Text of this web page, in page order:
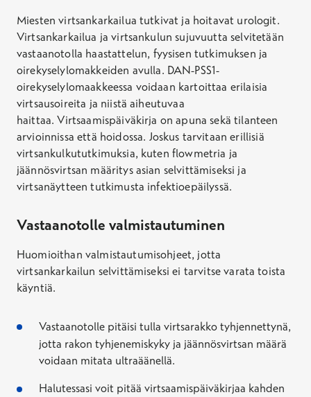
Miesten virtsankarkailua tutkivat ja hoitavat urologit.
Virtsankarkailua ja virtsankulun sujuvuutta selvitetään
vastaanotolla haastattelun, fyysisen tutkimuksen ja
oirekyselylomakkeiden avulla. DAN-PSS1-
oirekyselylomaakkeessa voidaan kartoittaa erilaisia
virtsausoireita ja niistä aiheutuvaa
haittaa. Virtsaamispäiväkirja on apuna sekä tilanteen
arvioinnissaettä hoidossa. Joskus tarvitaan erillisiä
virtsankulkututkimuksia, kuten flowmetria ja
jäännösvirtsan määritys asian selvittämiseksi ja
virtsanäytteen tutkimusta infektioepäilyssä.
Vastaanotolle valmistautuminen
Huomioithan valmistautumisohjeet, jotta
virtsankarkailun selvittämiseksi ei tarvitse varata toista
käyntiä.
Vastaanotolle pitäisi tulla virtsarakko tyhjennettynä,
jotta rakon tyhjenemiskyky ja jäännösvirtsan määrä
voidaan mitata ultraäänellä.
Halutessasi voit pitää virtsaamispäiväkirjaa kahden